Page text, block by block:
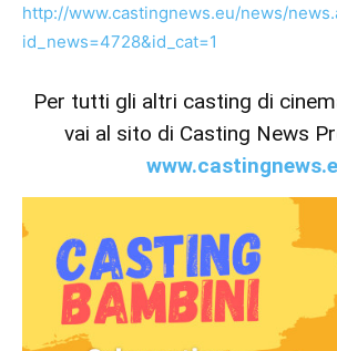
http://www.castingnews.eu/news/
id_news=4728&id_cat=1
Per tutti gli altri casting di
vai al sito di Casting News